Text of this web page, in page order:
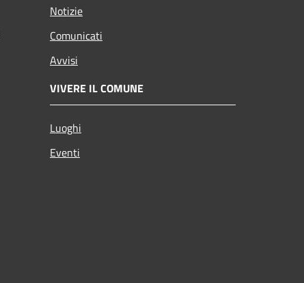
Notizie
Comunicati
Avvisi
VIVERE IL COMUNE
Luoghi
Eventi